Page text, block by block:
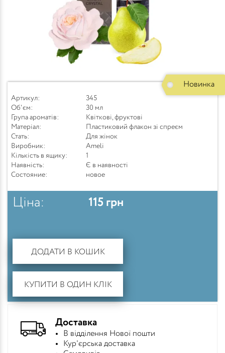
Артикул:
345
Об'єм:
30 мл
Група ароматів:
Квіткові, фруктові
Матеріал:
Пластиковий флакон зі спреєм
Стать:
Для жінок
Виробник:
Ameli
Кількість в ящику:
1
Наявність:
Є в наявності
Состояние:
новое
Ціна: 115 грн
ДОДАТИ В КОШИК
КУПИТИ В ОДИН КЛІК
Новинка
Доставка
В відділення Нової пошти
Кур'єрська доставка